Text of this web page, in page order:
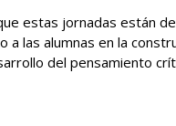
estas jornadas están
a las alumnas en la
del pensamiento